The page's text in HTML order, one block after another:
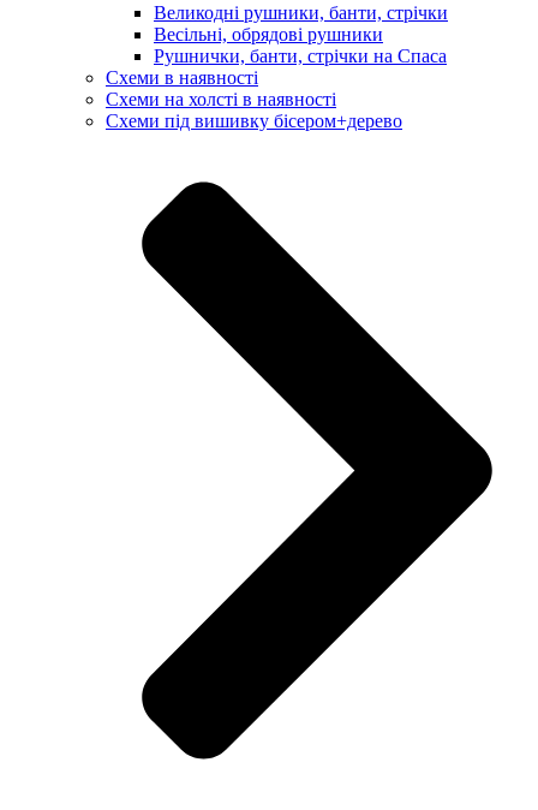
Великодні рушники, банти, стрічки
Весільні, обрядові рушники
Рушнички, банти, стрічки на Спаса
Схеми в наявності
Схеми на холсті в наявності
Схеми під вишивку бісером+дерево